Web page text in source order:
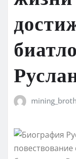
mining_broth